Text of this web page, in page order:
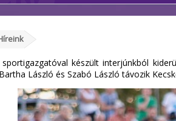
készült interjúnkból
László és Szabó László távozik